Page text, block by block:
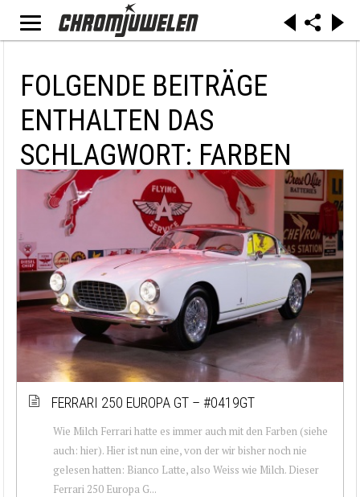
FOLGENDE BEITRÄGE
ENTHALTEN DAS
SCHLAGWORT: FARBEN
FERRARI 250 EUROPA GT – #0419GT
Wie Milch Ferrari hatte es immer auch mit den Farben (siehe
auch: hier). Hier ist nun eine, von der wir bisher noch nie
gelesen hatten: Bianco Latte, also Weiss wie Milch. Dieser
Ferrari 250 Europa G...